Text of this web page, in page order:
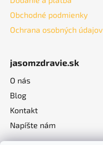
Obchodné podmienky
Ochrana osobných údajov
jasomzdravie.sk
O nás
Blog
Kontakt
Napíšte nám